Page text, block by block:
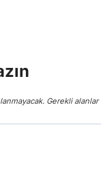
Gerekli alanlar